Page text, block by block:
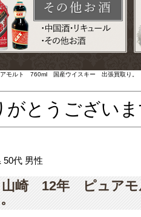
モルト 760ml 国産ウイスキー 出張買取り。
とうございま
50代 男性
山崎 12年 ピュア